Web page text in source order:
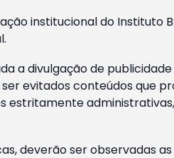
institucional do
a divulgação de
evitados conteúdos que
deverão ser observadas